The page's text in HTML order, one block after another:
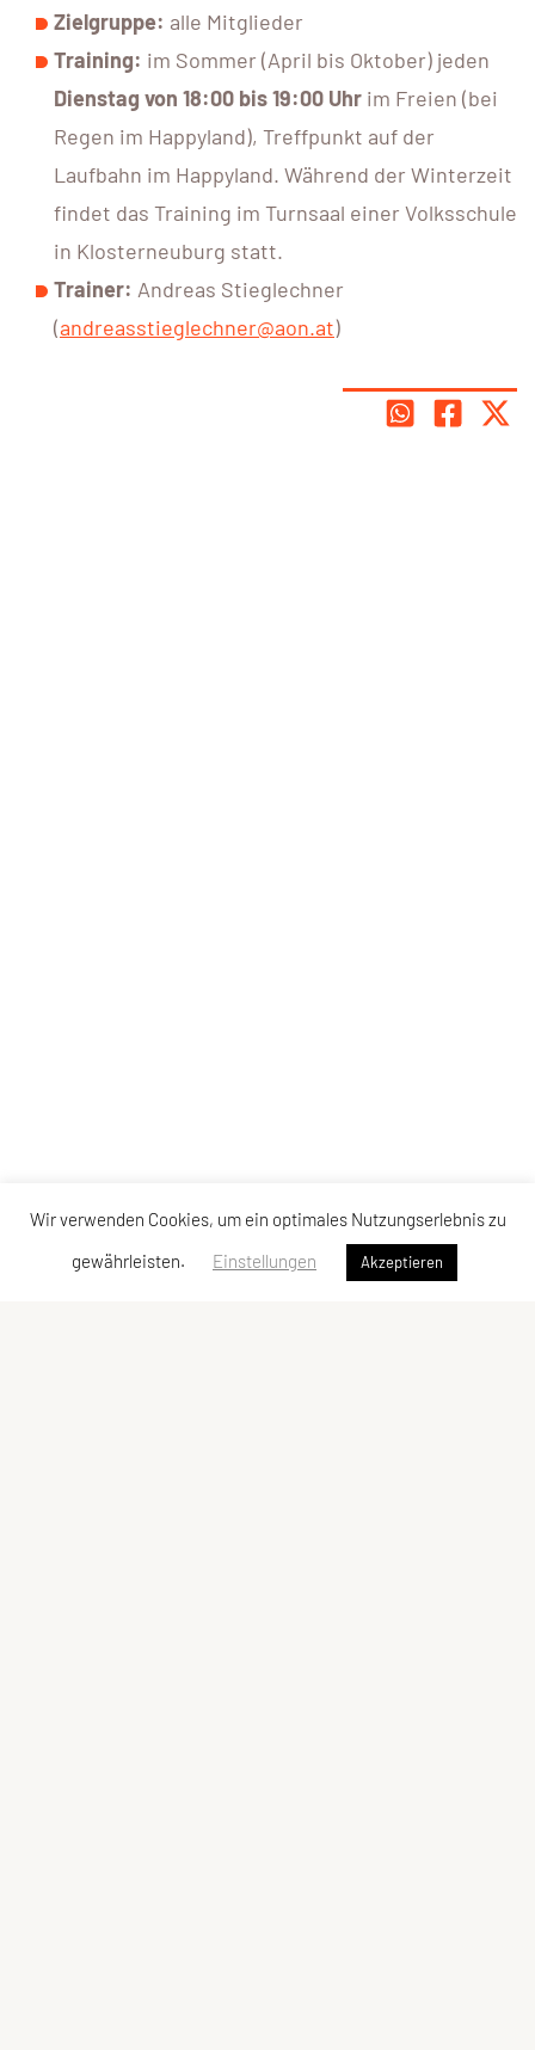
Zielgruppe: alle Mitglieder
Training: im Sommer (April bis Oktober) jeden
Dienstag von 18:00 bis 19:00 Uhr im Freien (bei
Regen im Happyland), Treffpunkt auf der
Laufbahn im Happyland. Während der Winterzeit
findet das Training im Turnsaal einer Volksschule
in Klosterneuburg statt.
Trainer: Andreas Stieglechner
(andreasstieglechner@aon.at)
Wir verwenden Cookies, um ein optimales Nutzungserlebnis zu
gewährleisten.
Einstellungen Akzeptieren